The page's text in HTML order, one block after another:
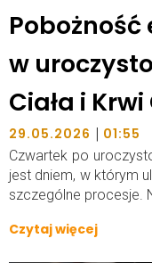
w
Ciała i
29.05.2026 | 01:55
Czwartek po
jest dniem, w którym
szczególne procesje.
Czytaj więcej